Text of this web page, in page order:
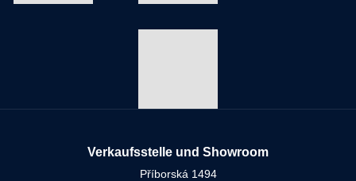
Verkaufsstelle und Showroom
Příborská 1494